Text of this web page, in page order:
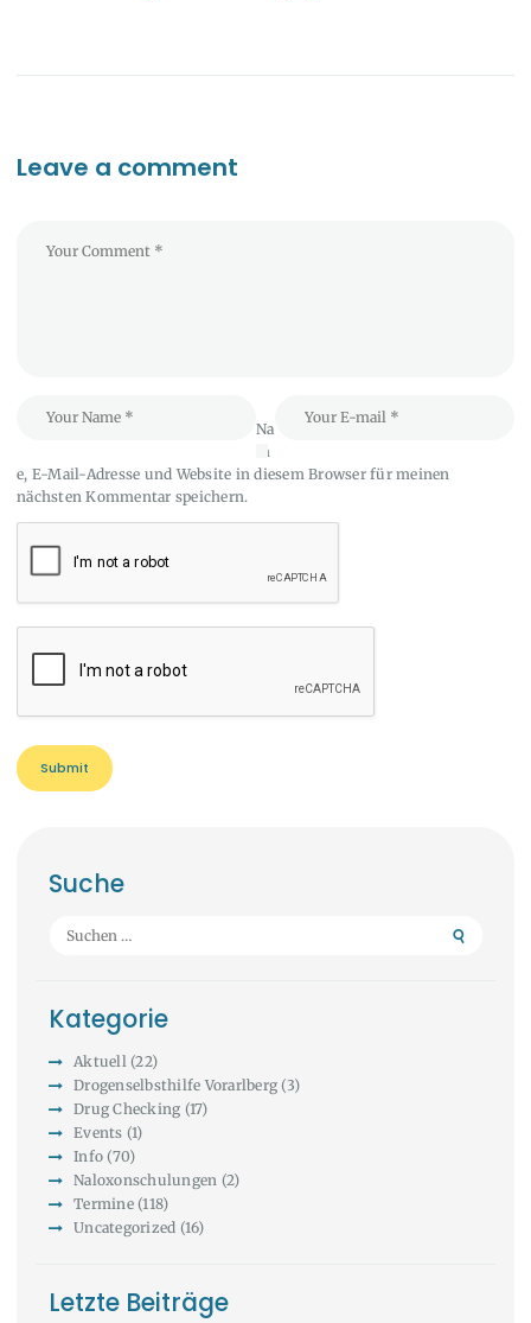
Leave a comment
Na
m
e, E-Mail-Adresse und Website in diesem Browser für meinen
nächsten Kommentar speichern.
Suche
Suchen
Kategorie
Aktuell (22)
Drogenselbsthilfe Vorarlberg (3)
Drug Checking (17)
Events (1)
Info (70)
Naloxonschulungen (2)
Termine(118)
Uncategorized (16)
Letzte Beiträge